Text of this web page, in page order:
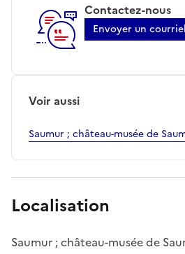
Contactez-nous
Envoyer un courriel
Voir aussi
Saumur ; château-musée de
Localisation
Saumur ; château-musée de